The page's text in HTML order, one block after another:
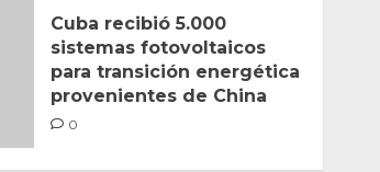
Cuba recibió 5.000
sistemas fotovoltaicos
para transición energética
provenientes de China
0